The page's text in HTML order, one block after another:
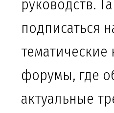
руководств.
подписаться
тематические
форумы, где
актуальные